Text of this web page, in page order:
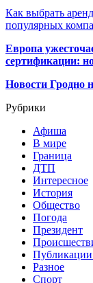
Как выбрать
популярных
Европа
сертификации:
Новости Гродно
Рубрики
Афиша
В мире
Граница
ДТП
Интересное
История
Общество
Погода
Президент
Публикации
Разное
Спорт